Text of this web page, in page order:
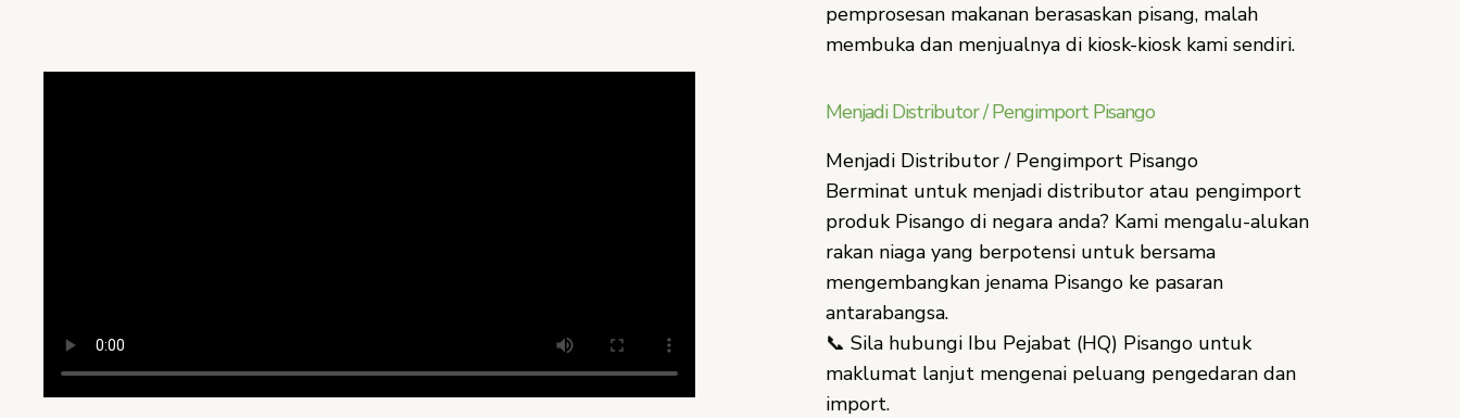
pemprosesan makanan berasaskan pisang, malah
membuka dan menjualnya di kiosk-kiosk kami sendiri.
Menjadi Distributor / Pengimport Pisango
Menjadi Distributor / Pengimport Pisango
Berminat untuk menjadi distributor atau pengimport
produk Pisango di negara anda? Kami mengalu-alukan
rakan niaga yang berpotensi untuk bersama
mengembangkan jenama Pisango ke pasaran
antarabangsa.
📞 Sila hubungi Ibu Pejabat (HQ) Pisango untuk
maklumat lanjut mengenai peluang pengedaran dan
import.